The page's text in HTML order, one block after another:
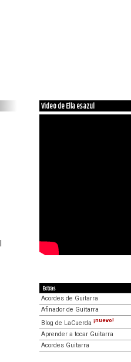
Video de Ella es azul
Extras
Acordes de Guitarra
Afinador de Guitarra
Blog de LaCuerda ¡nuevo!
Aprender a tocar Guitarra
Acordes Guitarra